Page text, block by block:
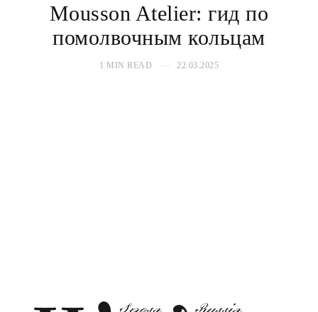
Mousson Atelier: гид по
помолвочным кольцам
1 MIN READ 22.03.2025